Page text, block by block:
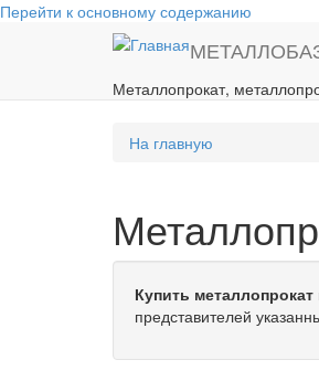
Перейти к основному содержанию
Металлопрокат,
На главную
Купить
представителей